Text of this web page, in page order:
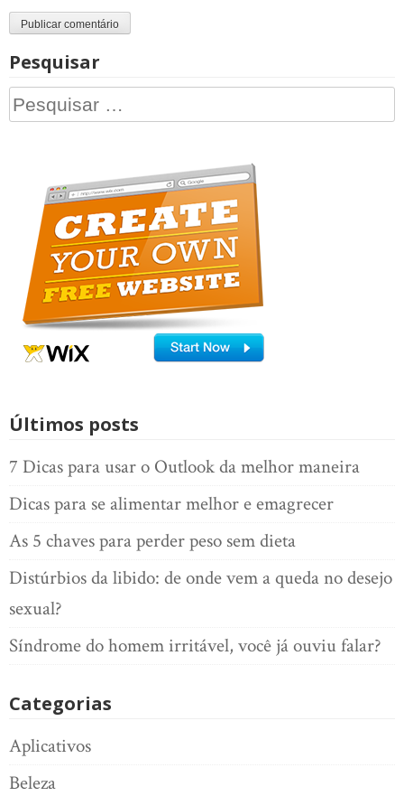
Pesquisar
Pesquisar
Últimos posts
7 Dicas para usar o Outlook da melhor maneira
Dicas para se alimentar melhor e emagrecer
As 5 chaves para perder peso sem dieta
Distúrbios da libido: de onde vem a queda no desejo
sexual?
Síndrome do homem irritável, você já ouviu falar?
Categorias
Aplicativos
Beleza